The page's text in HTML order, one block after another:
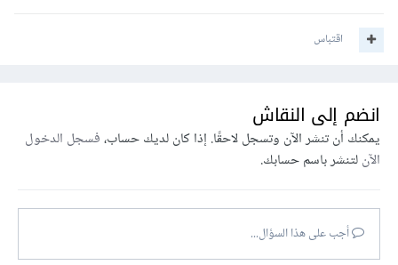
اقتباس
انضم إلى النقاش
يمكنك أن تنشر الآن وتسجل لاحقًا. إذا كان لديك حساب،فسجل الدخول
الآنلتنشر باسم حسابك.
أجب على هذا السؤال...